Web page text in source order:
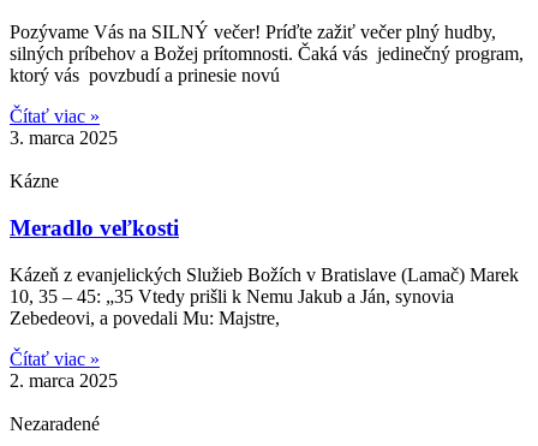
Pozývame Vás na SILNÝ večer! Príďte zažiť večer plný hudby,
silných príbehov a Božej prítomnosti. Čaká vás jedinečný program,
ktorý vás povzbudí a prinesie novú
Čítať viac »
3. marca 2025
Kázne
Meradlo veľkosti
Kázeň z evanjelických Služieb Božích v Bratislave (Lamač) Marek
10, 35 – 45: „35 Vtedy prišli k Nemu Jakub a Ján, synovia
Zebedeovi, a povedali Mu: Majstre,
Čítať viac »
2. marca 2025
Nezaradené